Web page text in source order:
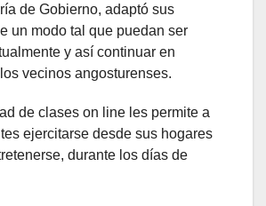
de Gobierno, adaptó sus
un modo tal que puedan ser
y así continuar en
vecinos angosturenses.
de clases on line les permite a
ejercitarse desde sus hogares
durante los días de